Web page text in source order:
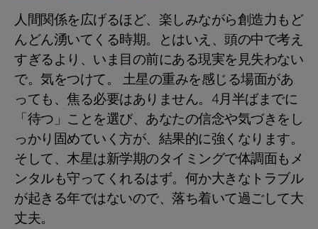
人間関係を広げるほど、楽しみながら創造力もど
んどん湧いてくる時期。とはいえ、頭の中で考え
すぎるより、いま目の前にある現実を見失わない
で。気をつけて。 土星の重みを感じる場面があ
っても、焦る必要はありません。4月半ばまでに
「待つ」ことを選び、あなたの信念や気づきをし
っかり固めていく方が、結果的に強くなります。
そして、木星は新学期のタイミングで体調面もメ
ンタルも守ってくれるはず。何か大きなトラブル
が起きる年ではないので、落ち着いて過ごして大
丈夫。